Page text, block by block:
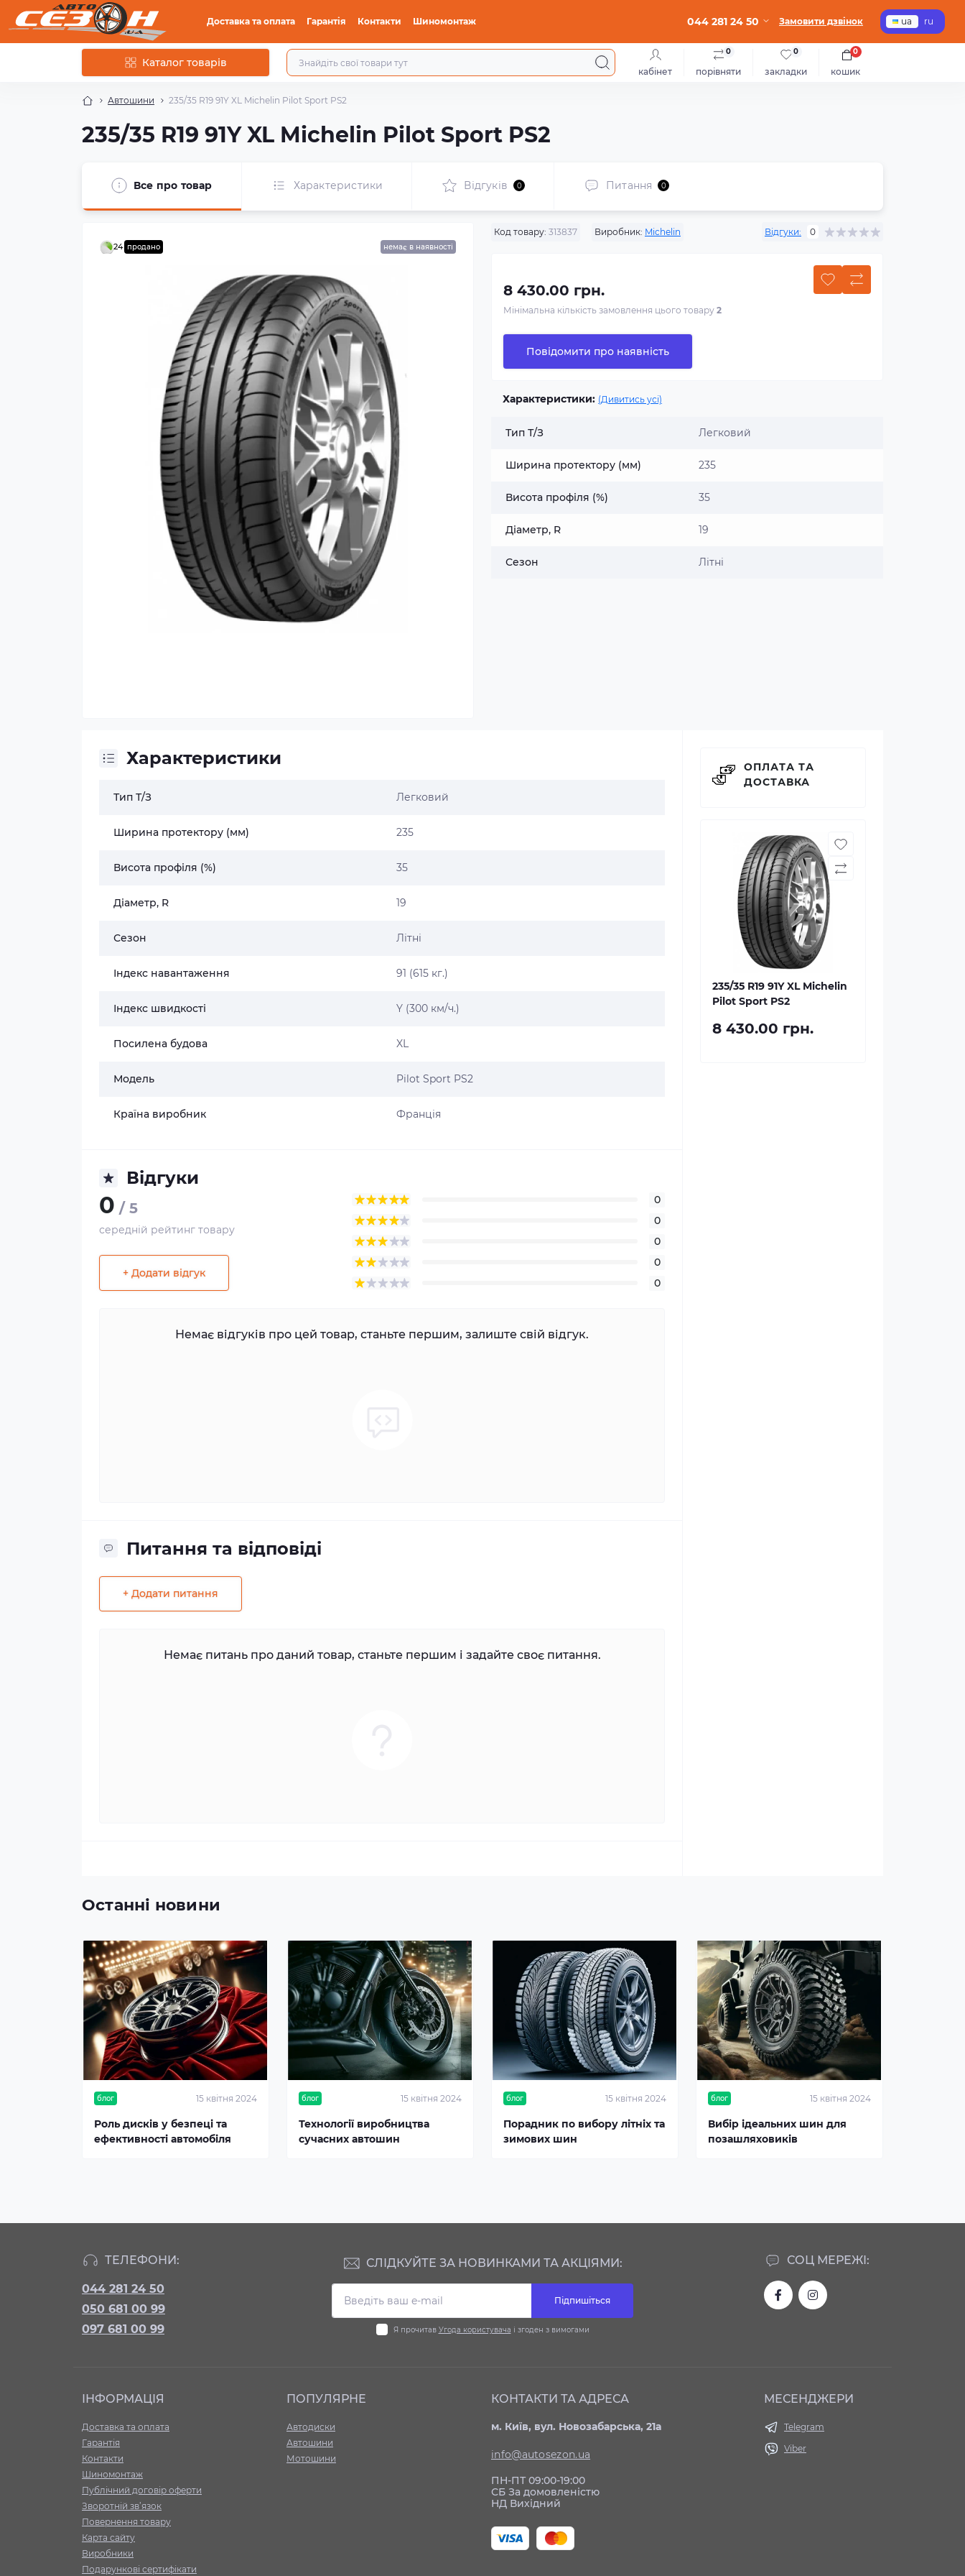
Доставка та оплата Гарантія Контакти Шиномонтаж 044 281 24 50 Замовити дзвінок ua ru
Каталог товарів
кабінет порівняти
0
закладки
0
кошик
0
Автошини 235/35 R19 91Y XL Michelin Pilot Sport PS2
235/35 R19 91Y XL Michelin Pilot Sport PS2
Все про товар Характеристики Відгуків 0 Питання 0
24 продано немає в наявності
Код товару: 313837 Виробник: Michelin Відгуки: 0
8 430.00 грн.
Мінімальна кількість замовлення цього товару 2
Повідомити про наявність
Характеристики: (Дивитись усі)
Тип Т/З Легковий
Ширина протектору (мм) 235
Висота профіля (%) 35
Діаметр, R 19
Сезон Літні
Характеристики
Тип Т/З Легковий
Ширина протектору (мм) 235
Висота профіля (%) 35
Діаметр, R 19
Сезон Літні
Індекс навантаження 91 (615 кг.)
Індекс швидкості Y (300 км/ч.)
Посилена будова XL
Модель Pilot Sport PS2
Країна виробник Франція
Відгуки
0 / 5
середній рейтинг товару
+ Додати відгук
0
0
0
0
0
Немає відгуків про цей товар, станьте першим, залиште свій відгук.
Питання та відповіді
+ Додати питання
Немає питань про даний товар, станьте першим і задайте своє питання.
ОПЛАТА ТА
ДОСТАВКА
235/35 R19 91Y XL Michelin
Pilot Sport PS2
8 430.00 грн.
Останні новини
блог 15 квітня 2024
Роль дисків у безпеці та
ефективності автомобіля
блог 15 квітня 2024
Технології виробництва
сучасних автошин
блог 15 квітня 2024
Порадник по вибору літніх та
зимових шин
блог 15 квітня 2024
Вибір ідеальних шин для
позашляховиків
ТЕЛЕФОНИ:
044 281 24 50
050 681 00 99
097 681 00 99
СОЦ МЕРЕЖІ:
СЛІДКУЙТЕ ЗА НОВИНКАМИ ТА АКЦІЯМИ:
Підпишіться
Я прочитав Угода користувача і згоден з вимогами
ІНФОРМАЦІЯ
Доставка та оплата
Гарантія
Контакти
Шиномонтаж
Публічний договір оферти
Зворотній зв’язок
Повернення товару
Карта сайту
Виробники
Подарункові сертифікати
ПОПУЛЯРНЕ
Автодиски
Автошини
Мотошини
КОНТАКТИ ТА АДРЕСА
м. Київ, вул. Новозабарська, 21а
info@autosezon.ua
ПН-ПТ 09:00-19:00
СБ За домовленістю
НД Вихідний
МЕСЕНДЖЕРИ
Telegram
Viber